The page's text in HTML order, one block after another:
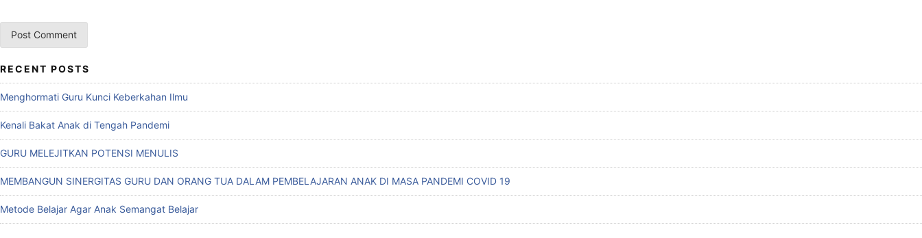
RECENT POSTS
Menghormati Guru Kunci Keberkahan Ilmu
Kenali Bakat Anak di Tengah Pandemi
GURU MELEJITKAN POTENSI MENULIS
MEMBANGUN SINERGITAS GURU DAN ORANG TUA DALAM PEMBELAJARAN ANAK DI MASA PANDEMI COVID 19
Metode Belajar Agar Anak Semangat Belajar